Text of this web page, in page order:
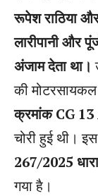
रूपेश राठिया
लारीपानी और
अंजाम देता था।
की
क्रमांक CG 13
चोरी हुई थी।
267/2025
गया है।